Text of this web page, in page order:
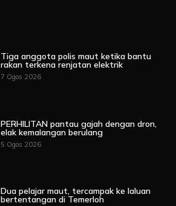
Tiga anggota polis maut ketika bantu
rakan terkena renjatan elektrik
7 Ogos 2026
PERHILITAN pantau gajah dengan dron,
elak kemalangan berulang
5 Ogos 2026
Dua pelajar maut, tercampak ke laluan
bertentangan di Temerloh